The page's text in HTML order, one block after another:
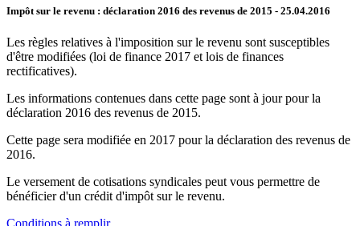
Impôt sur le revenu : déclaration 2016 des revenus de 2015 - 25.04.2016
Les règles relatives à l'imposition sur le revenu sont susceptibles
d'être modifiées (loi de finance 2017 et lois de finances
rectificatives).
Les informations contenues dans cette page sont à jour pour la
déclaration 2016 des revenus de 2015.
Cette page sera modifiée en 2017 pour la déclaration des revenus de
2016.
Le versement de cotisations syndicales peut vous permettre de
bénéficier d'un crédit d'impôt sur le revenu.
Conditions à remplir